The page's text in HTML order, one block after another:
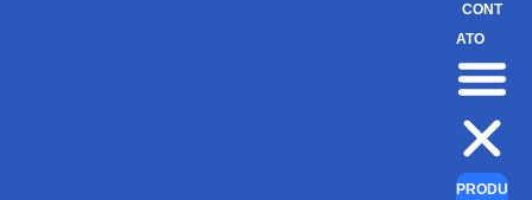
CONT
ATO
PRODU